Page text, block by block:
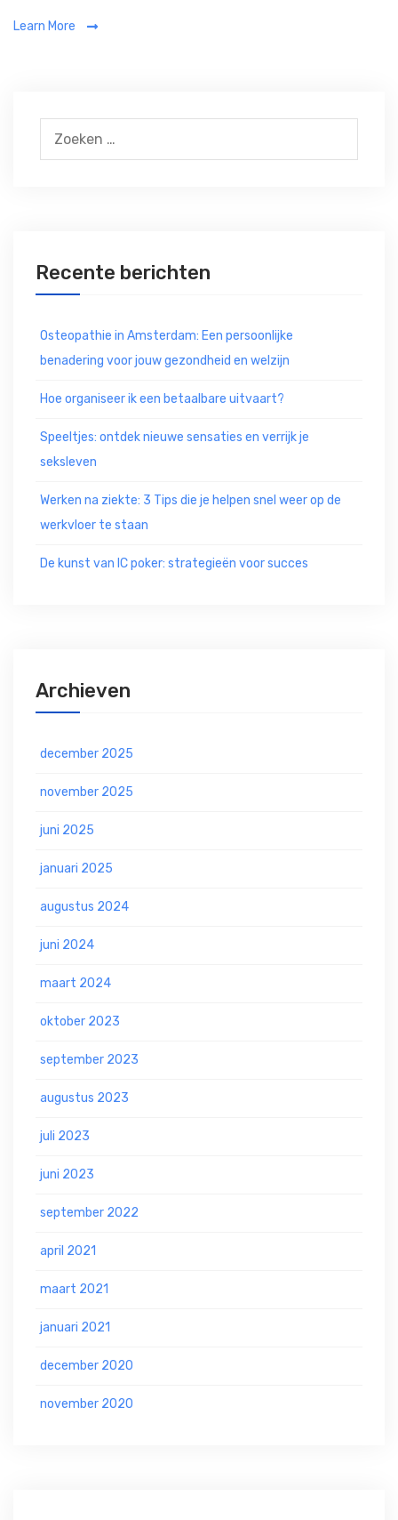
Learn More
Zoeken
naar:
Recente berichten
Osteopathie in Amsterdam: Een persoonlijke
benadering voor jouw gezondheid en welzijn
Hoe organiseer ik een betaalbare uitvaart?
Speeltjes: ontdek nieuwe sensaties en verrijk je
seksleven
Werken na ziekte: 3 Tips die je helpen snel weer op de
werkvloer te staan
De kunst van IC poker: strategieën voor succes
Archieven
december 2025
november 2025
juni 2025
januari 2025
augustus 2024
juni 2024
maart 2024
oktober 2023
september 2023
augustus 2023
juli 2023
juni 2023
september 2022
april 2021
maart 2021
januari 2021
december 2020
november 2020